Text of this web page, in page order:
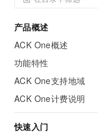
产品概述
ACK One概述
功能特性
ACK One支持地域
ACK One计费说明
快速入门
精选产品
人工智能与机器学习
容器
存储
精选解决方案
AI
大数据
现代化应用